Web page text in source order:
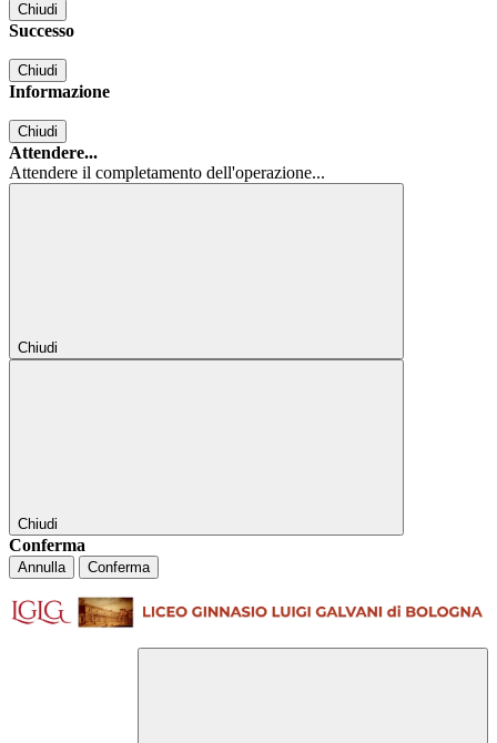
Chiudi
Successo
Chiudi
Informazione
Chiudi
Attendere...
Attendere il completamento dell'operazione...
Chiudi
Chiudi
Conferma
Annulla Conferma